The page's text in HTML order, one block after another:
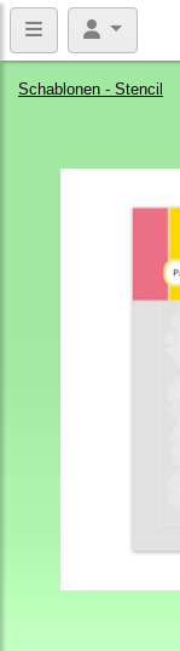
Schablonen - Stencil